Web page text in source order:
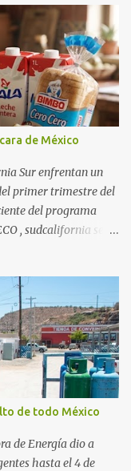
proyecciones para
un promedio estatal
del año la ha dado el
con un
por el interés
destinos
promedio (esperando
58%. Mulegé:
Ya no solo
de México
Sur enfrentan un
primer trimestre del
del programa
, sudcalifornia se
primera semana de
productos
en la ciudad de La Paz
el establecimiento
Camino Real,
como meta por
y la Carestía
la entidad se
con estados como
de todo México
de Energía dio a
hasta el 4 de